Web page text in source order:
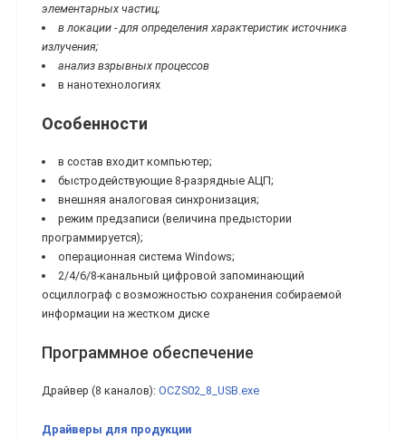
элементарных частиц;
в локации - для определения характеристик источника
излучения;
анализ взрывных процессов
в нанотехнологиях
Особенности
в состав входит компьютер;
быстродействующие 8-разрядные АЦП;
внешняя аналоговая синхронизация;
режим предзаписи (величина предыстории
программируется);
операционная система Windows;
2/4/6/8-канальный цифровой запоминающий
осциллограф с возможностью сохранения собираемой
информации на жестком диске
Программное обеспечение
Драйвер (8 каналов): OCZS02_8_USB.exe
Драйверы для продукции